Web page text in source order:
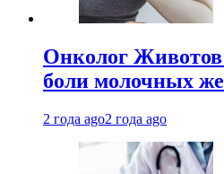
Онколог
боли молочных
2 года ago2 года ago